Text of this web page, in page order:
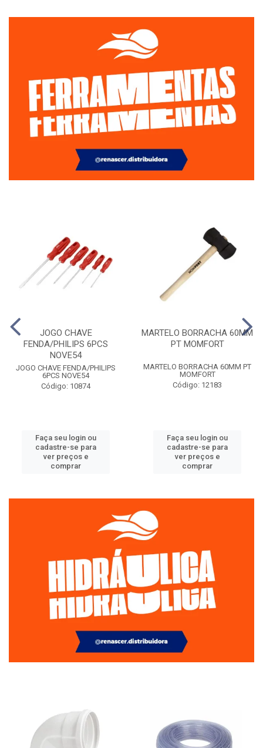
JOGO CHAVE
FENDA/PHILIPS 6PCS
NOVE54
JOGO CHAVE FENDA/PHILIPS
6PCS NOVE54
Código: 10874
Faça seu login ou
cadastre-se para
ver preços e
comprar
MARTELO BORRACHA 60MM
PT MOMFORT
MARTELO BORRACHA 60MM PT
MOMFORT
Código: 12183
Faça seu login ou
cadastre-se para
ver preços e
comprar